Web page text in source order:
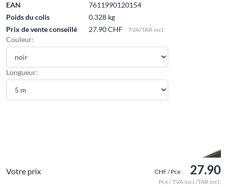
EAN
7611990120154
Poids du colis
0.328 kg
Prix de vente conseillé
27.90 CHF TVA/TAR incl.
Couleur:
Longueur:
Votre prix CHF / Pce 27.90
Pce / TVA incl./TAR incl.